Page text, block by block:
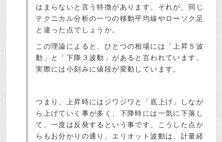
はまらないと言う特徴があります。それが、同じ
テクニカル分析の一つの移動平均線やローソク足
と違った点でしょうか。
この理論によると、ひとつの相場には「上昇５波
動」と「下降３波動」があると言われています。
実際には小刻みに値段が変動しています。
つまり、上昇時にはジワジワと「底上げ」しなが
ら上げていく事が多く、下降時には一気に下落し
て、一度は反発するという事です。こうした点か
らもお分かりの通り、エリオット波動は、計量経